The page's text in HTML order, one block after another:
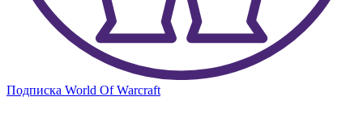
Подписка World Of Warcraft